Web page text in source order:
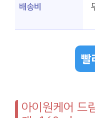
배송비
빨
아이원케어 드